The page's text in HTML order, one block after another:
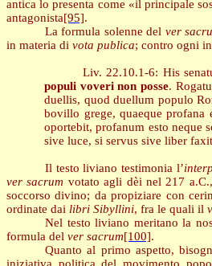
antica lo presenta come «il principale
antagonista[95].
La formula solenne del ver
in materia di vota publica; contro ogni
Liv. 22.10.1-6: His
populi voveri non posse.
duellis, quod duellum populo
bovillo grege, quaeque
oportebit, profanum esto neque
sive luce, si servus sive liber
Il testo liviano testimonia l’
ver sacrum votato agli dèi nel 217 a
soccorso divino; da propiziare con
ordinate dai libri Sibyllini, fra le quali il
Nel testo liviano meritano la
formula del ver sacrum[100].
Quanto al primo aspetto,